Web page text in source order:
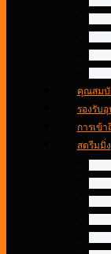
คุณสมบั
รองรับ
การเข้า
สตรีมมิ่ง